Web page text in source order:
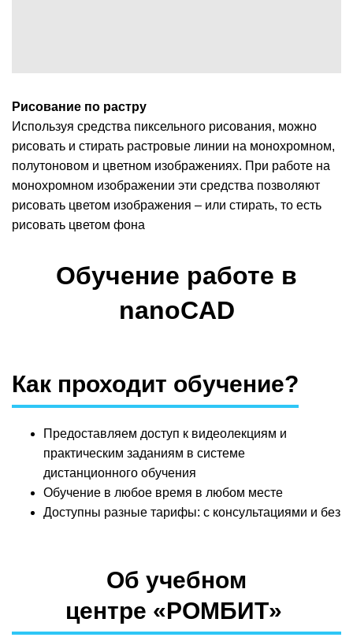
Рисование по растру
Используя средства пиксельного рисования, можно
рисовать и стирать растровые линии на монохромном,
полутоновом и цветном изображениях. При работе на
монохромном изображении эти средства позволяют
рисовать цветом изображения – или стирать, то есть
рисовать цветом фона
Обучение работе в
nanoCAD
Как проходит обучение?
Предоставляем доступ к видеолекциям и
практическим заданиям в системе
дистанционного обучения
Обучение в любое время в любом месте
Доступны разные тарифы: с консультациями и без
Об учебном
центре «РОМБИТ»